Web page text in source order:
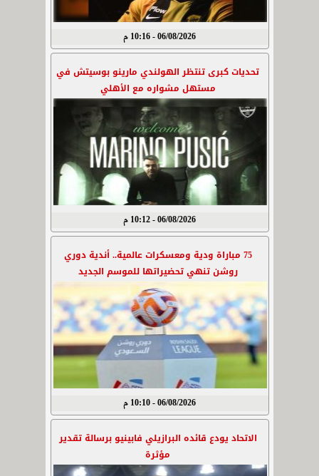
06/08/2026 - 10:16 م
تحديات كبرى تنتظر الهولندي مارينو بوسيتش في
مستهل مشواره مع الأهلي
06/08/2026 - 10:12 م
75 مباراة ودية ومعسكرات عالمية.. أندية دوري
روشن تنهي تحضيراتها للموسم الجديد
06/08/2026 - 10:10 م
الاتحاد يودع قائده البرازيلي فابينيو برسالة تقدير
مؤثرة